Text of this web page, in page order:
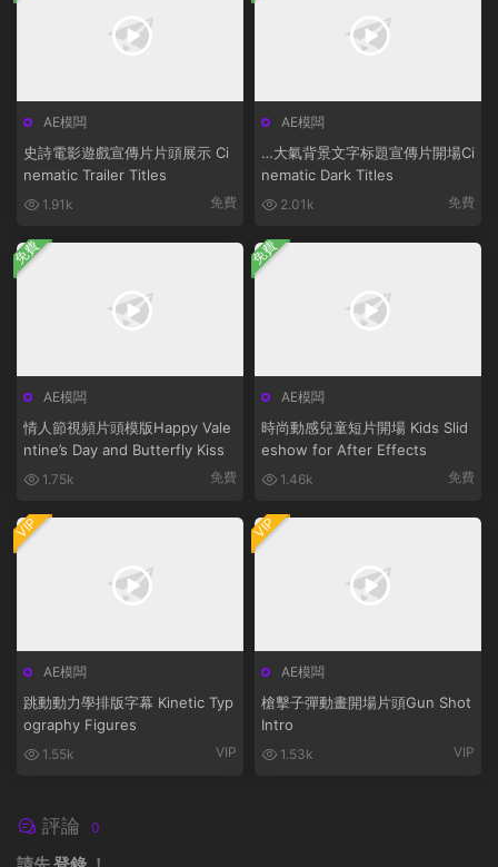
AE模闆
史詩電影遊戲宣傳片片頭展示 Ci
nematic Trailer Titles
1.91k 免費
AE模闆
…大氣背景文字标題宣傳片開場Ci
nematic Dark Titles
2.01k 免費
AE模闆
情人節視頻片頭模版Happy Vale
ntine’s Day and Butterfly Kiss
1.75k 免費
免費
AE模闆
時尚動感兒童短片開場 Kids Slid
eshow for After Effects
1.46k 免費
免費
AE模闆
跳動動力學排版字幕 Kinetic Typ
ography Figures
1.55k VIP
VIP
AE模闆
槍擊子彈動畫開場片頭Gun Shot
Intro
1.53k VIP
VIP
評論 0